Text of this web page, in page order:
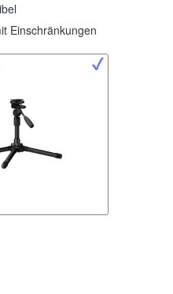
Einschränkungen